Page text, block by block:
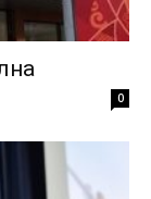
0